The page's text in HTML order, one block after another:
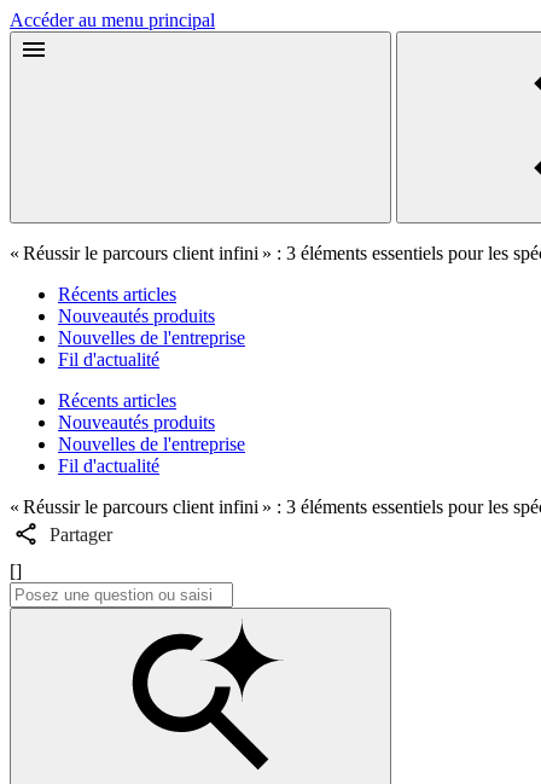
Accéder au menu principal
« Réussir le parcours client infini » : 3 éléments essentiels pour les
Récents articles
Nouveautés produits
Nouvelles de l'entreprise
Fil d'actualité
Récents articles
Nouveautés produits
Nouvelles de l'entreprise
Fil d'actualité
« Réussir le parcours client infini » : 3 éléments essentiels pour les
Partager
[]